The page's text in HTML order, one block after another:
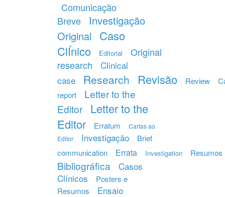
Comunicação
Breve
Investigação
Original
Caso
ClÍnico
Editorial
Original
research
Clinical
case
Research Revisão Review
report
Letter to the
Editor
Letter to the
Editor
Erratum
Cartas ao
Editor
Investigação
Brief
communication
Errata Investigation Resumos
Bibliográfica
Casos
Clínicos
Posters e
Resumos
Ensaio